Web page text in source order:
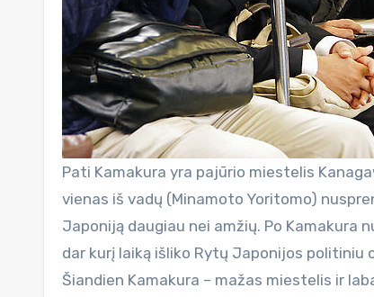
Pati Kamakura yra pajūrio miestelis
vienas iš vadų (Minamoto Yoritomo)
Japoniją daugiau nei amžių. Po Kamakura
dar kurį laiką išliko Rytų Japonijos politiniu
Šiandien Kamakura – mažas miestelis ir